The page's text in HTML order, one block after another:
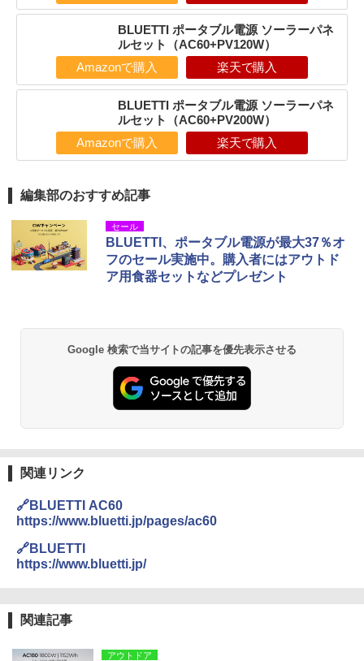
‎BLUETTI ポータブル電源 ソーラーパネ
ルセット（AC60+PV120W）
Amazonで購入 楽天で購入
‎BLUETTI ポータブル電源 ソーラーパネ
ルセット（AC60+PV200W）
Amazonで購入 楽天で購入
編集部のおすすめ記事
セール
BLUETTI、ポータブル電源が最大37％オ
フのセール実施中。購入者にはアウトド
ア用食器セットなどプレゼント
Google 検索で当サイトの記事を優先表示させる
関連リンク
🔗BLUETTI AC60
https://www.bluetti.jp/pages/ac60
🔗BLUETTI
https://www.bluetti.jp/
関連記事
アウトドア